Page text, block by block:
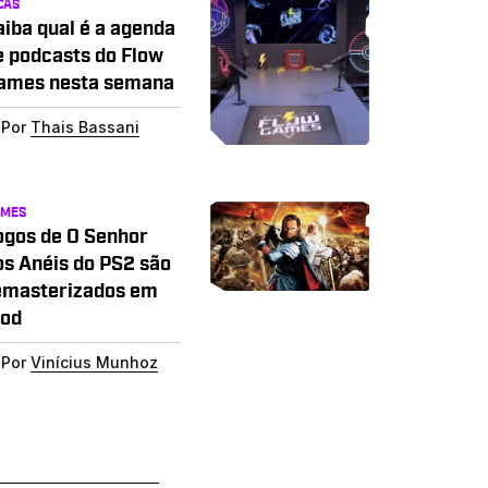
qual é a agenda
podcasts do Flow
nesta semana
Por Thais Bassani
de O Senhor
Anéis do PS2 são
em
PorVinícius Munhoz